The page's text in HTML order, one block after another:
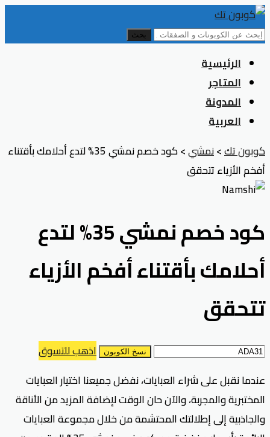
بحث
Skip
content
الرئيسية
المتاجر
المدونة
العربية
كوبون تك>نمشي>
كود خصم نمشي 35% لتدع أحلامك بأقتناء
أفخم الأزياء تتحقق
كود خصم نمشي 35% لتدع
أحلامك بأقتناء أفخم الأزياء
تتحقق
نسخ الكوبون
اذهب للتسوق
عندما نقبل على شراء العبايات، نفضل جميعنا اختيار العبايات
المختبرية والمجربة، والآن حان الوقت لإضافة المزيد من الأناقة
والجاذبية إلى إطلالتك المحتشمة من خلال مجموعة العبايات